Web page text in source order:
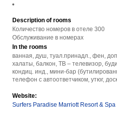
Description of rooms
Количество номеров в отеле 300
Обслуживание в номерах
In the rooms
ванная, душ, туал.принадл., фен,
халаты, балкон, ТВ – телевизор,
кондиц. инд., мини-бар
телефон с автоответчиком, утюг,
Website:
Surfers Paradise Marriott Resort & Spa